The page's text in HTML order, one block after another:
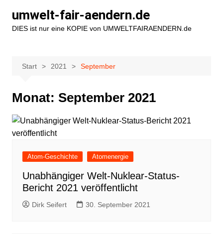
Inhalt
springen
umwelt-fair-aendern.de
DIES ist nur eine KOPIE von UMWELTFAIRAENDERN.de
Start 2021 September
Monat: September 2021
Atom-Geschichte Atomenergie
Unabhängiger Welt-Nuklear-Status-
Bericht 2021 veröffentlicht
Dirk Seifert 30. September 2021